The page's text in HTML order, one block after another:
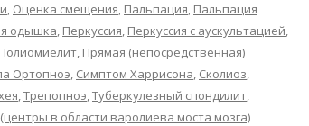
, Оценка смещения, Пальпация, Пальпация
одышка, Перкуссия, Перкуссия с аускультацией,
Полиомиелит, Прямая (непосредственная)
Ортопноэ, Симптом Харрисона, Сколиоз,
,Трепопноэ,Туберкулезный спондилит,
в области варолиева моста мозга)